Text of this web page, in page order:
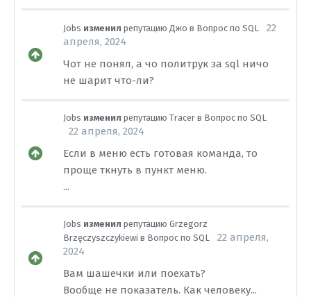
Jobs изменил репутацию Джо в Вопрос по SQL
22
апреля, 2024
Чот не понял, а чо политрук за sql ничо
не шарит что-ли?
Jobs изменил репутацию Tracer в Вопрос по SQL
22 апреля, 2024
Если в меню есть готовая команда, то
проще ткнуть в пункт меню.
...
Jobs изменил репутацию Grzegorz
Brzęczyszczykiewi в Вопрос по SQL
22 апреля,
2024
Вам шашечки или поехать?
Вообще не показатель. Как человеку...